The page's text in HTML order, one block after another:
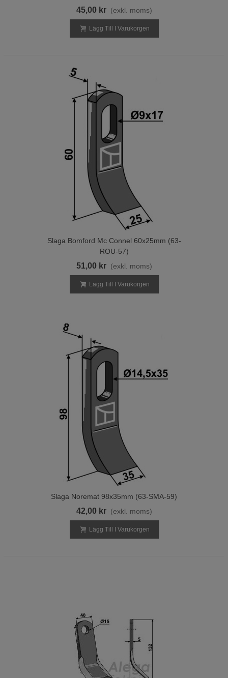
45,00 kr (exkl. moms)
Lägg Till I Varukorgen
Slaga Bomford Mc Connel 60x25mm (63-
ROU-57)
51,00 kr (exkl. moms)
Lägg Till I Varukorgen
Slaga Noremat 98x35mm (63-SMA-59)
42,00 kr (exkl. moms)
Lägg Till I Varukorgen